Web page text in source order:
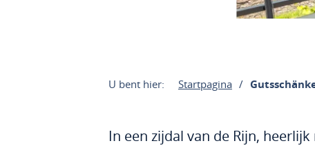
U bent hier: Startpagina
In een zijdal van de Rijn,